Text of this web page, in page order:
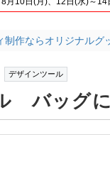
制作ならオリジナルグ
デザインツール
バッグ